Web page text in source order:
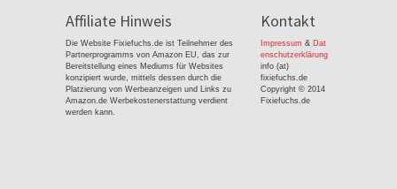
Affiliate Hinweis
Die Website Fixiefuchs.de ist Teilnehmer des
Partnerprogramms von Amazon EU, das zur
Bereitstellung eines Mediums für Websites
konzipiert wurde, mittels dessen durch die
Platzierung von Werbeanzeigen und Links zu
Amazon.de Werbekostenerstattung verdient
werden kann.
Kontakt
Impressum & Dat
enschutzerklärung
info (at)
fixiefuchs.de
Copyright © 2014
Fixiefuchs.de